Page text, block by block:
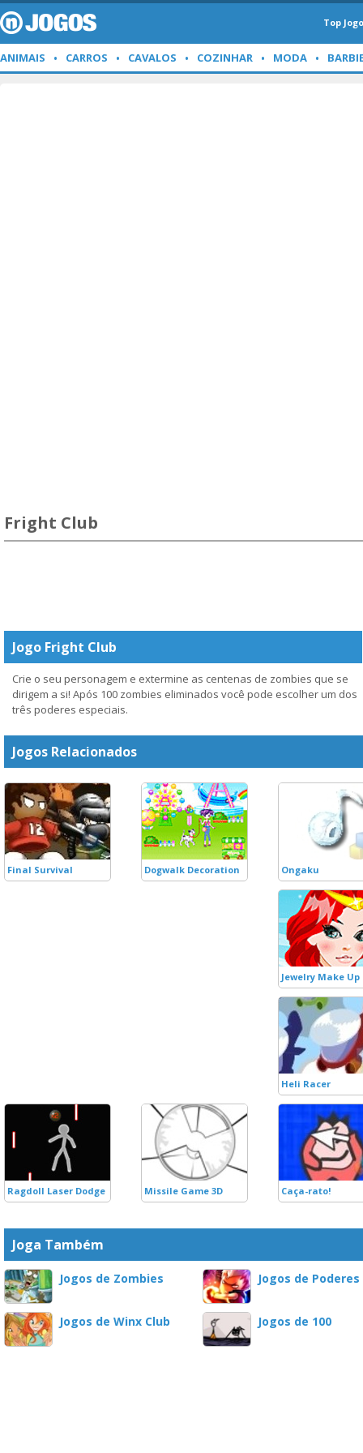
Top
ANIMAIS CARROS CAVALOS COZINHAR MODA
Fright Club
Jogo Fright Club
Crie o seu personagem e extermine as centenas de zombies que se
dirigem a si! Após 100 zombies eliminados você pode escolher um dos
três poderes especiais.
Jogos Relacionados
Final Survival Dogwalk Decoration Ongaku
Jewelry Make Up
Heli Racer
Ragdoll Laser Dodge Missile Game 3D Caça-rato!
Joga Também
Jogos de Zombies Jogos de Poderes
Jogos de Winx Club Jogos de 100